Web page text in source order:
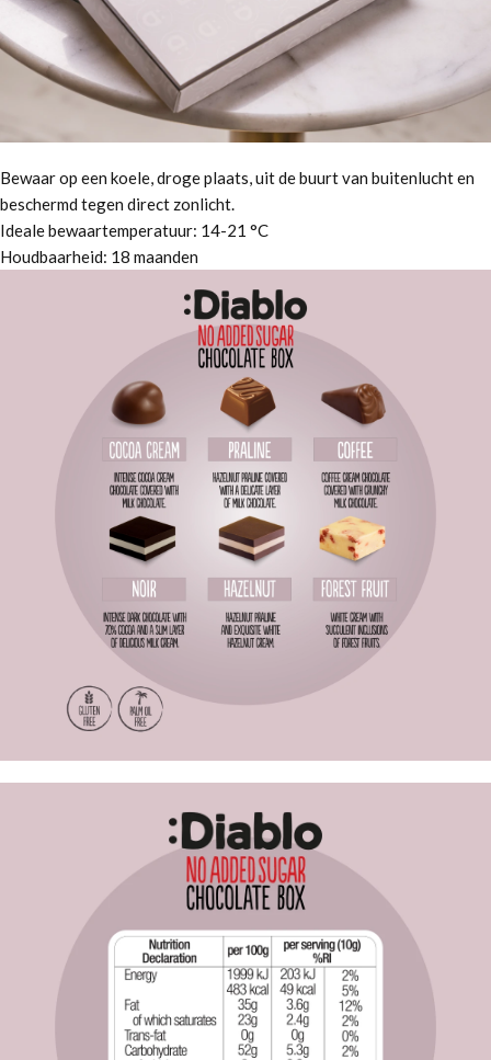
Bewaar op een koele, droge plaats, uit de buurt van buitenlucht en
beschermd tegen direct zonlicht.
Ideale bewaartemperatuur: 14-21 °C
Houdbaarheid: 18 maanden